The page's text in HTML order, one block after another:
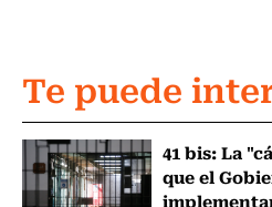
Te puede
41 bis: La
que el